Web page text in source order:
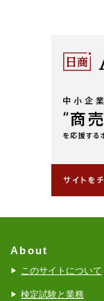
About
このサイトについて
検定試験と業務